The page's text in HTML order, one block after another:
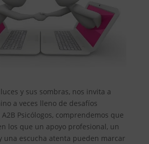
y sus sombras, nos invita a
a veces lleno de desafíos
Psicólogos, comprendemos que
los que un apoyo profesional, un
una escucha atenta pueden marcar